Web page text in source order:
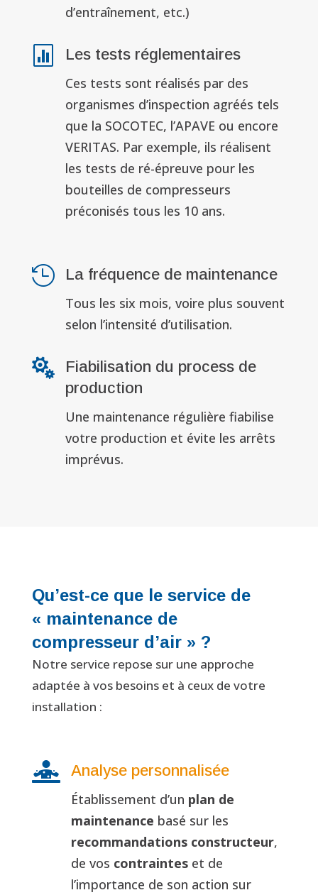
d’entraînement, etc.)
 Les tests réglementaires
Ces tests sont réalisés par des
organismes d’inspection agréés tels
que la SOCOTEC, l’APAVE ou encore
VERITAS. Par exemple, ils réalisent
les tests de ré-épreuve pour les
bouteilles de compresseurs
préconisés tous les 10 ans.
 La fréquence de maintenance
Tous les six mois, voire plus souvent
selon l’intensité d’utilisation.

Fiabilisation du process de
production
Une maintenance régulière fiabilise
votre production et évite les arrêts
imprévus.
Qu’est-ce que le service de
« maintenance de
compresseur d’air » ?
Notre service repose sur une approche
adaptée à vos besoins et à ceux de votre
installation :
 Analyse personnalisée
Établissement d’un plan de
maintenance basé sur les
recommandations constructeur,
de vos contrainteset de
l’importance de son action sur